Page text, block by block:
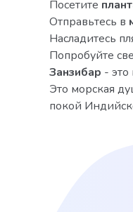
Посетите
Отправьтесь в
Насладитесь
Попробуйте
Занзибар - это
Это морская
покой